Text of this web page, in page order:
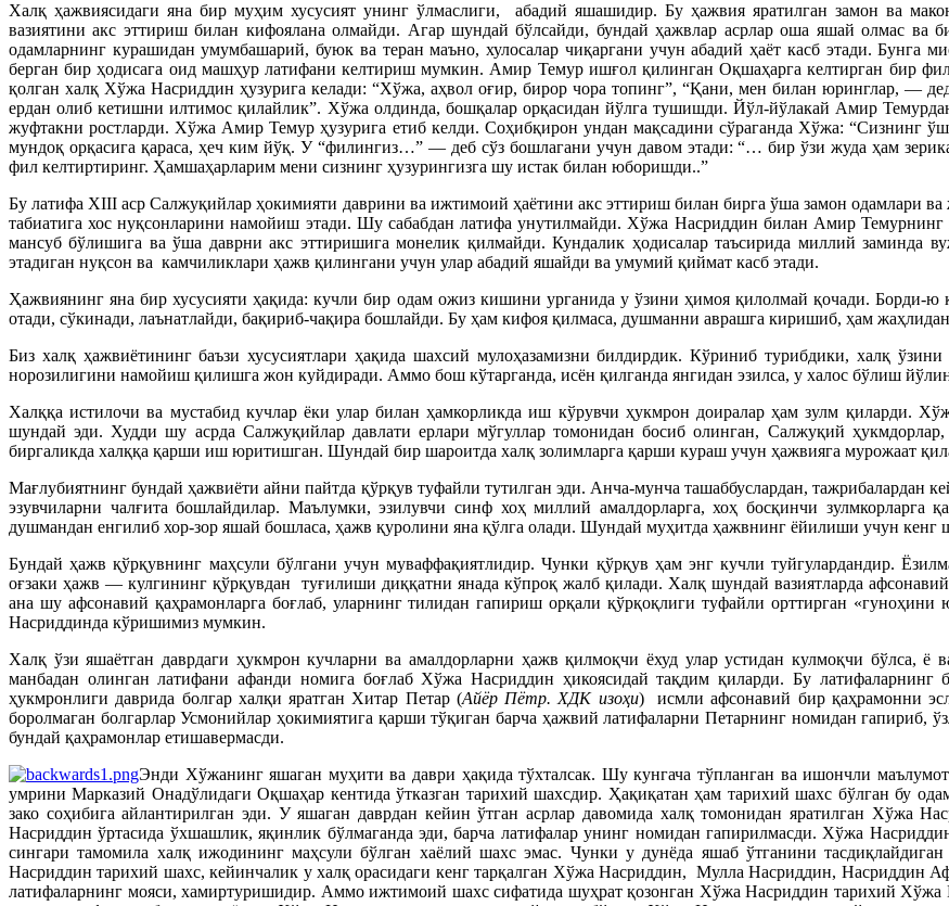
Халқ ҳажвиясидаги яна бир муҳим хусусият унинг ўлмаслиги, абадий яшашидир. Бу ҳажвия яратилган замон ва
вазиятини акс эттириш билан кифоялана олмайди. Агар шундай бўлсайди, бундай ҳажвлар асрлар оша яшай олмас ва
одамларнинг курашидан умумбашарий, буюк ва теран маъно, хулосалар чиқаргани учун абадий ҳаёт касб этади.
берган бир ҳодисага оид машҳур латифани келтириш мумкин. Амир Темур ишғол қилинган Оқшаҳарга келтирган бир фил
қолган халқ Хўжа Насриддин ҳузурига келади: “Хўжа, аҳвол оғир, бирор чора топинг”, “Қани, мен билан юринглар,
ердан олиб кетишни илтимос қилайлик”. Хўжа олдинда, бошқалар орқасидан йўлга тушишди. Йўл-йўлакай Амир
жуфтакни ростларди. Хўжа Амир Темур ҳузурига етиб келди. Соҳибқирон ундан мақсадини сўраганда Хўжа: “Сизнинг
мундоқ орқасига қараса, ҳеч ким йўқ. У “филингиз…” — деб сўз бошлагани учун давом этади: “… бир ўзи жуда ҳам
фил келтиртиринг. Ҳамшаҳарларим мени сизнинг ҳузурингизга шу истак билан юборишди..”
Бу латифа XIII аср Салжуқийлар ҳокимияти даврини ва ижтимоий ҳаётини акс эттириш билан бирга ўша замон одамлари
табиатига хос нуқсонларини намойиш этади. Шу сабабдан латифа унутилмайди. Хўжа Насриддин билан Амир
мансуб бўлишига ва ўша даврни акс эттиришига монелик қилмайди. Кундалик ҳодисалар таъсирида миллий заминда
этадиган нуқсон ва камчиликлари ҳажв қилингани учун улар абадий яшайди ва умумий қиймат касб этади.
Ҳажвиянинг яна бир хусусияти ҳақида: кучли бир одам ожиз кишини урганида у ўзини ҳимоя қилолмай қочади. Борди-
отади, сўкинади, лаънатлайди, бақириб-чақира бошлайди. Бу ҳам кифоя қилмаса, душманни аврашга киришиб, ҳам
Биз халқ ҳажвиётининг баъзи хусусиятлари ҳақида шахсий мулоҳазамизни билдирдик. Кўриниб турибдики, халқ
норозилигини намойиш қилишга жон куйдиради. Аммо бош кўтарганда, исён қилганда янгидан эзилса, у халос бўлиш
Халққа истилочи ва мустабид кучлар ёки улар билан ҳамкорликда иш кўрувчи ҳукмрон доиралар ҳам зулм қиларди.
шундай эди. Худди шу асрда Салжуқийлар давлати ерлари мўгуллар томонидан босиб олинган, Салжуқий
биргаликда халққа қарши иш юритишган. Шундай бир шароитда халқ золимларга қарши кураш учун ҳажвияга мурожаат
Мағлубиятнинг бундай ҳажвиёти айни пайтда қўрқув туфайли тутилган эди. Анча-мунча ташаббуслардан, тажрибалардан
эзувчиларни чалғита бошлайдилар. Маълумки, эзилувчи синф хоҳ миллий амалдорларга, хоҳ босқинчи
душмандан енгилиб хор-зор яшай бошласа, ҳажв қуролини яна қўлга олади. Шундай муҳитда ҳажвнинг ёйилиши учун кенг
Бундай ҳажв қўрқувнинг маҳсули бўлгани учун муваффақиятлидир. Чунки қўрқув ҳам энг кучли туйгулардандир.
оғзаки ҳажв — кулгининг қўрқувдан туғилиши диққатни янада кўпроқ жалб қилади. Халқ шундай вазиятларда
ана шу афсонавий қаҳрамонларга боғлаб, уларнинг тилидан гапириш орқали қўрқоқлиги туфайли орттирган
Насриддинда кўришимиз мумкин.
Халқ ўзи яшаётган даврдаги ҳукмрон кучларни ва амалдорларни ҳажв қилмоқчи ёхуд улар устидан кулмоқчи бўлса,
манбадан олинган латифани афанди номига боғлаб Хўжа Насриддин ҳикоясидай тақдим қиларди. Бу
ҳукмронлиги даврида болгар халқи яратган Хитар Петар (Айёр Пётр. ХДК изоҳи) исмли афсонавий бир қаҳрамонни
боролмаган болгарлар Усмонийлар ҳокимиятига қарши тўқиган барча ҳажвий латифаларни Петарнинг номидан
бундай қаҳрамонлар етишавермасди.
Энди Хўжанинг яшаган муҳити ва даври ҳақида тўхталсак. Шу кунгача тўпланган ва ишончли
умрини Марказий Онадўлидаги Оқшаҳар кентида ўтказган тарихий шахсдир. Ҳақиқатан ҳам тарихий шахс бўлган бу
зако соҳибига айлантирилган эди. У яшаган даврдан кейин ўтган асрлар давомида халқ томонидан яратилган Хўжа
Насриддин ўртасида ўхшашлик, яқинлик бўлмаганда эди, барча латифалар унинг номидан гапирилмасди. Хўжа
сингари тамомила халқ ижодининг маҳсули бўлган хаёлий шахс эмас. Чунки у дунёда яшаб ўтганини
Насриддин тарихий шахс, кейинчалик у халқ орасидаги кенг тарқалган Хўжа Насриддин, Мулла Насриддин, Насриддин
латифаларнинг мояси, хамиртуришидир. Аммо ижтимоий шахс сифатида шуҳрат қозонган Хўжа Насриддин тарихий Хўжа